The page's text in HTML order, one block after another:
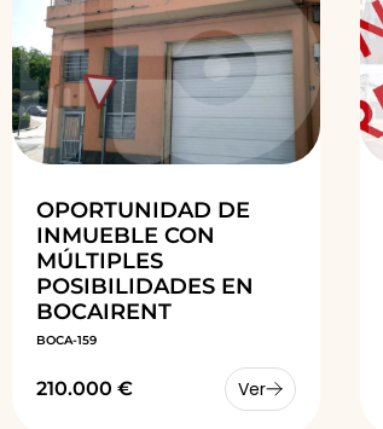
OPORTUNIDAD DE
INMUEBLE CON
MÚLTIPLES
POSIBILIDADES EN
BOCAIRENT
BOCA-159
210.000 € Ver